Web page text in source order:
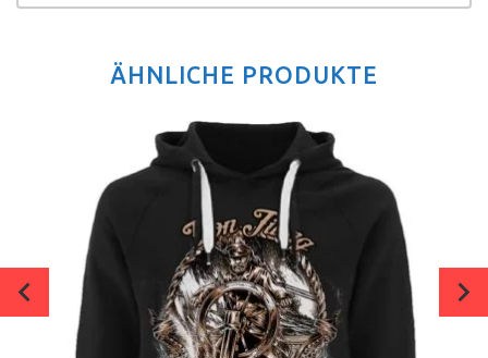
ÄHNLICHE PRODUKTE